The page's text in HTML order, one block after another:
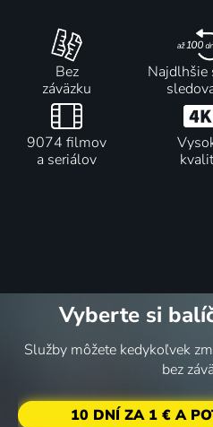
Bez
záväzku
Najdlhšie
9074 filmov
a seriálov
Vyberte si
Služby môžete kedykoľvek
bez
10 DNÍ ZA 1 € A